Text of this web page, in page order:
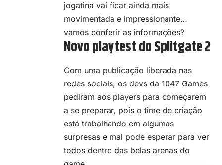
jogatina vai ficar ainda mais
movimentada e impressionante…
vamos conferir as informações?
Novo playtest do Splitgate 2
Com uma publicação liberada nas
redes sociais, os devs da 1047 Games
pediram aos players para começarem
a se preparar, pois o time de criação
está trabalhando em algumas
surpresas e mal pode esperar para ver
todos dentro das belas arenas do